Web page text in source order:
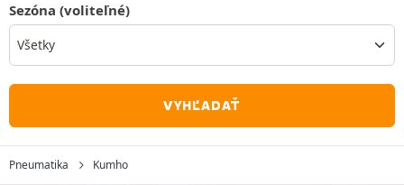
Sezóna (voliteľné)
VYHĽADAŤ
Pneumatika Kumho